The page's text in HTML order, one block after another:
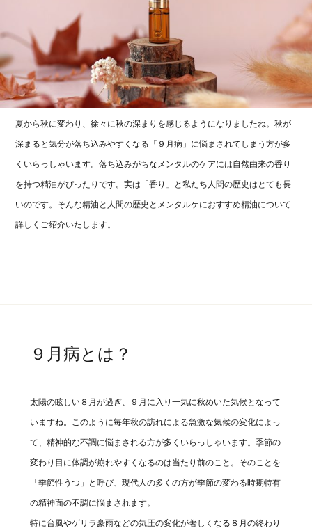
夏から秋に変わり、徐々に秋の深まりを感じるようになりましたね。秋が
深まると気分が落ち込みやすくなる「９月病」に悩まされてしまう方が多
くいらっしゃいます。落ち込みがちなメンタルのケアには自然由来の香り
を持つ精油がぴったりです。実は「香り」と私たち人間の歴史はとても長
いのです。そんな精油と人間の歴史とメンタルケにおすすめ精油について
詳しくご紹介いたします。
９月病とは？
太陽の眩しい８月が過ぎ、９月に入り一気に秋めいた気候となって
いますね。このように毎年秋の訪れによる急激な気候の変化によっ
て、精神的な不調に悩まされる方が多くいらっしゃいます。季節の
変わり目に体調が崩れやすくなるのは当たり前のこと。そのことを
「季節性うつ」と呼び、現代人の多くの方が季節の変わる時期特有
の精神面の不調に悩まされます。
特に台風やゲリラ豪雨などの気圧の変化が著しくなる８月の終わり